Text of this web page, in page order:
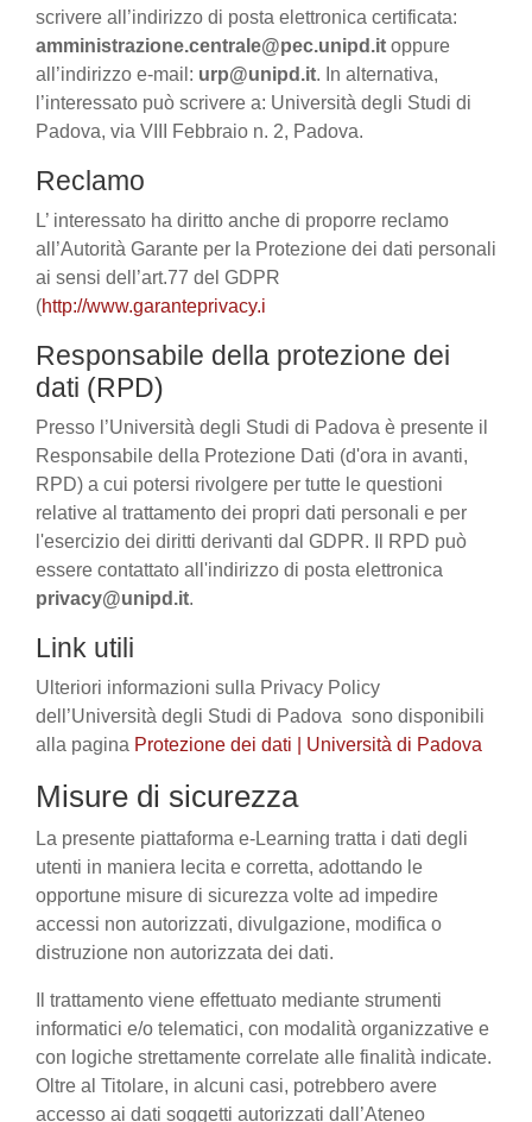
scrivere all’indirizzo di posta elettronica certificata:
amministrazione.centrale@pec.unipd.it oppure
all’indirizzo e-mail: urp@unipd.it. In alternativa,
l’interessato può scrivere a: Università degli Studi di
Padova, via VIII Febbraio n. 2, Padova.
Reclamo
L’ interessato ha diritto anche di proporre reclamo
all’Autorità Garante per la Protezione dei dati personali
ai sensi dell’art.77 del GDPR
(http://www.garanteprivacy.i
Responsabile della protezione dei
dati (RPD)
Presso l’Università degli Studi di Padova è presente il
Responsabile della Protezione Dati (d'ora in avanti,
RPD) a cui potersi rivolgere per tutte le questioni
relative al trattamento dei propri dati personali e per
l'esercizio dei diritti derivanti dal GDPR. Il RPD può
essere contattato all'indirizzo di posta elettronica
privacy@unipd.it.
Link utili
Ulteriori informazioni sulla Privacy Policy
dell’Università degli Studi di Padova sono disponibili
alla pagina Protezione dei dati | Università di Padova
Misure di sicurezza
La presente piattaforma e-Learning tratta i dati degli
utenti in maniera lecita e corretta, adottando le
opportune misure di sicurezza volte ad impedire
accessi non autorizzati, divulgazione, modifica o
distruzione non autorizzata dei dati.
Il trattamento viene effettuato mediante strumenti
informatici e/o telematici, con modalità organizzative e
con logiche strettamente correlate alle finalità indicate.
Oltre al Titolare, in alcuni casi, potrebbero avere
accesso ai dati soggetti autorizzati dall’Ateneo